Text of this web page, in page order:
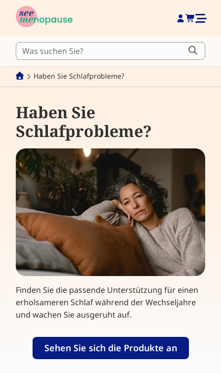
Haben Sie Schlafprobleme?
Haben Sie
Schlafprobleme?
Finden Sie die passende Unterstützung für einen
erholsameren Schlaf während der Wechseljahre
und wachen Sie ausgeruht auf.
Sehen Sie sich die Produkte an